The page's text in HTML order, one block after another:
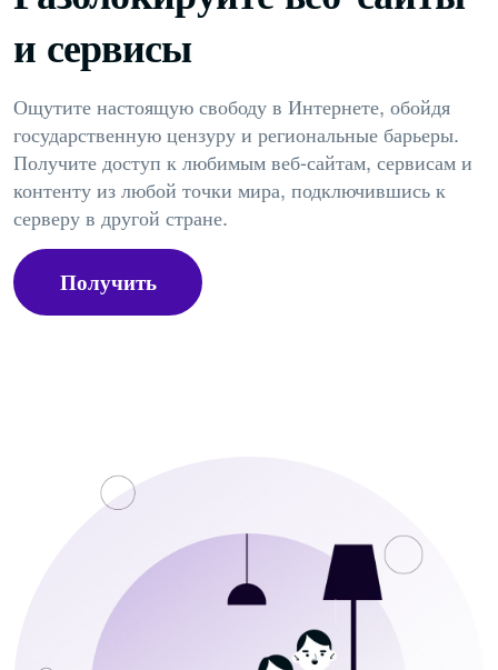
и сервисы
Ощутите настоящую свободу в Интернете, обойдя
государственную цензуру и региональные барьеры.
Получите доступ к любимым веб-сайтам, сервисам и
контенту из любой точки мира, подключившись к
серверу в другой стране.
Получить